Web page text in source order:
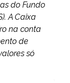
do Fundo
A Caixa
na conta
de
só